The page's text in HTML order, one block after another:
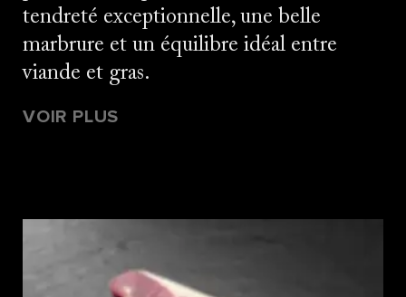
tendreté exceptionnelle, une belle
marbrure et un équilibre idéal entre
viande et gras.
VOIR PLUS